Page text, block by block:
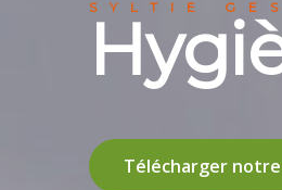
SYLTIE
Télécharger